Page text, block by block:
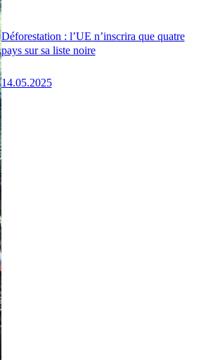
Déforestation : l’UE n’inscrira que quatre
pays sur sa liste noire
14.05.2025